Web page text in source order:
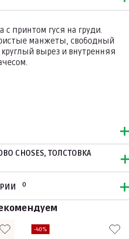
с принтом гуся на груди.
манжеты, свободный
вырез и внутренняя
CHOSES, ТОЛСТОВКА
0
-40%